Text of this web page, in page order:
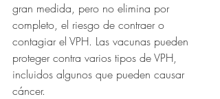
gran medida, pero no elimina por
completo, el riesgo de contraer o
contagiar el VPH. Las vacunas pueden
proteger contra varios tipos de VPH,
incluidos algunos que pueden causar
cáncer.